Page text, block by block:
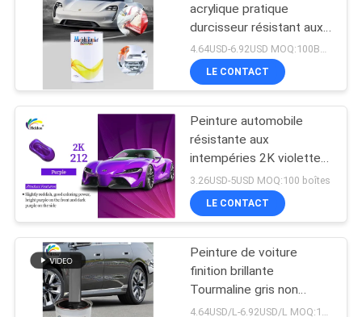
CONTACT
NOUVELLES
DEMANDE
DE
SOUMISSION
PLAN
SITE
Pâte de polyester
pour voiture
12
Peinture de perle de
voiture
37
acrylique pratique
durcisseur résistant aux
alcalins inoffensif
4.64USD-6.92USD MOQ:100Boîtes
LE CONTACT
Peinture automobile
résistante aux
intempéries 2K violette
bleue couleur polyvalente
3.26USD-5USD MOQ:100 boîtes
LE CONTACT
Peinture de voiture
finition brillante
Tourmaline gris non
toxique multi-fonction